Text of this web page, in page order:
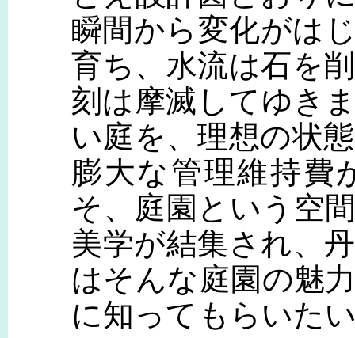
瞬間から変化がは
育ち、水流は石を
刻は摩滅してゆき
い庭を、理想の状
膨大な管理維持費
そ、庭園という空
美学が結集され、
はそんな庭園の魅
に知ってもらいた